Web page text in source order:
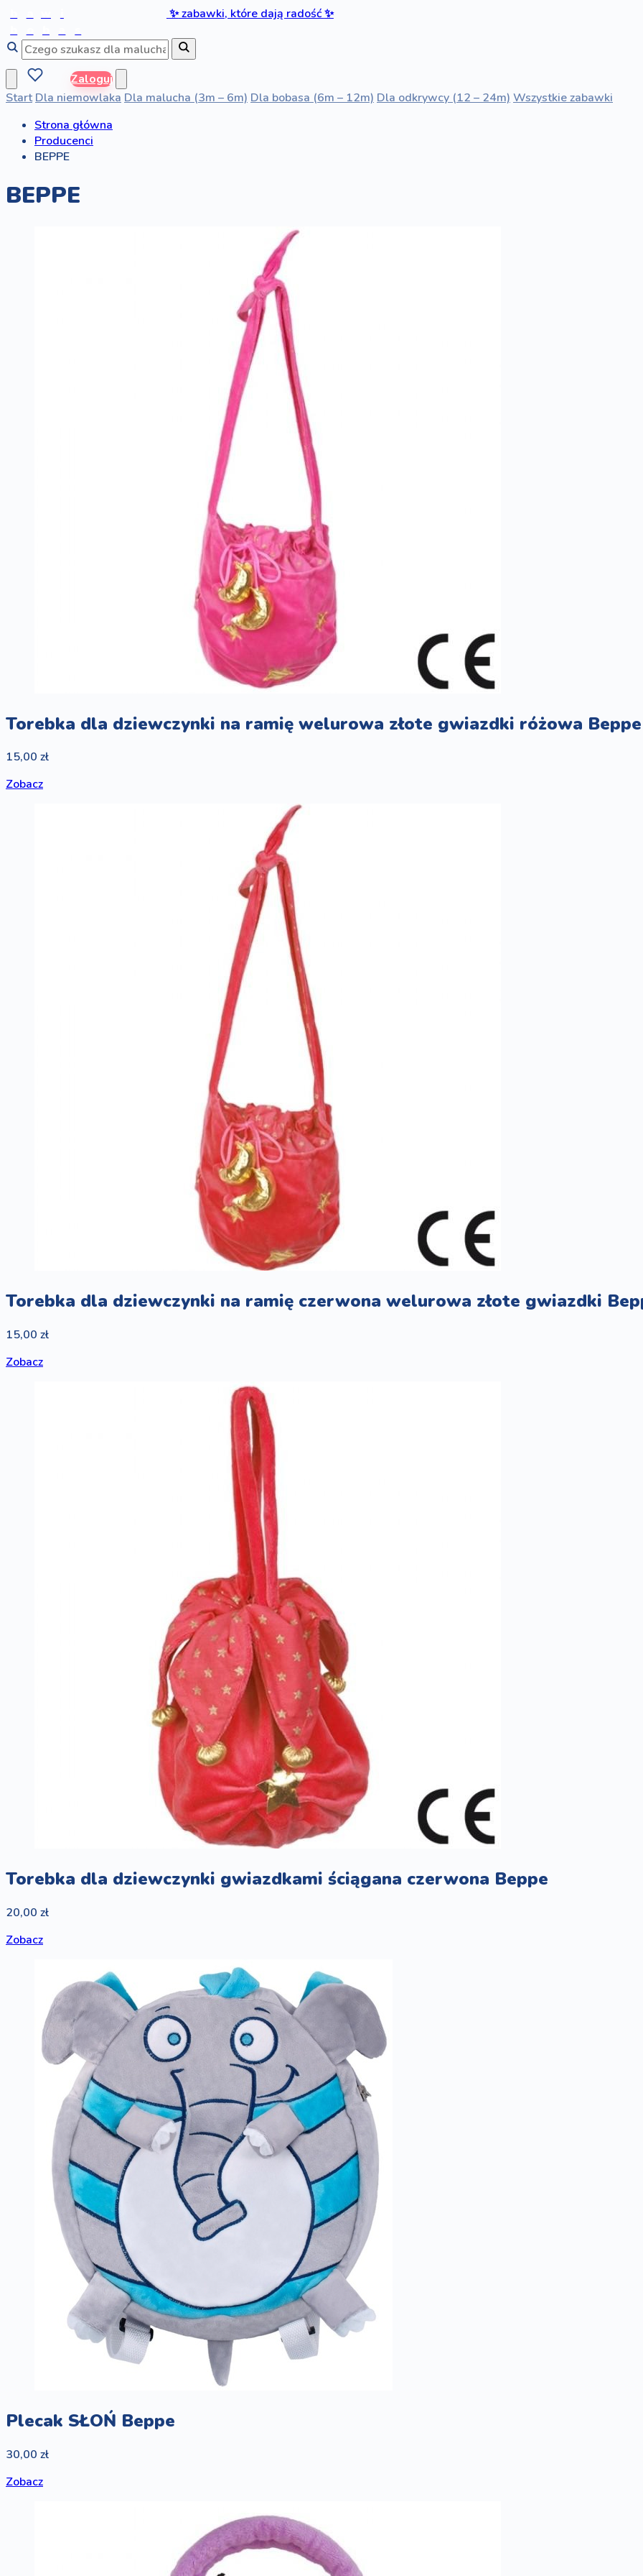
✨zabawki, które dają radość✨
Zaloguj
Start Dla niemowlaka Dla malucha (3m – 6m) Dla bobasa (6m – 12m) Dla odkrywcy (12 – 24m) Wszystkie zabawki
Strona główna
Producenci
BEPPE
BEPPE
Torebka dla dziewczynki na ramię welurowa złote gwiazdki różowa Beppe
15,00 zł
Zobacz
Torebka dla dziewczynki na ramię czerwona welurowa złote gwiazdki
15,00 zł
Zobacz
Torebka dla dziewczynki gwiazdkami ściągana czerwona Beppe
20,00 zł
Zobacz
Plecak SŁOŃ Beppe
30,00 zł
Zobacz